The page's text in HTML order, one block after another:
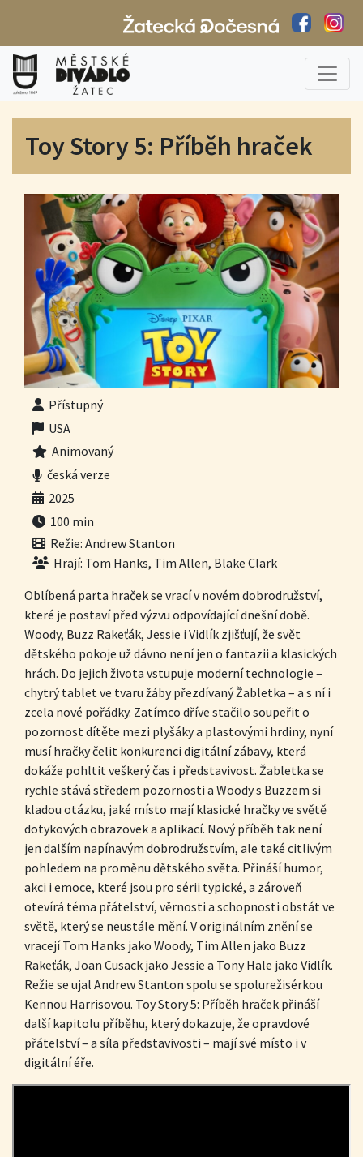
Toy Story 5: Příběh hraček
Přístupný
USA
Animovaný
česká verze
2025
100 min
Režie: Andrew Stanton
Hrají: Tom Hanks, Tim Allen, Blake Clark
Oblíbená parta hraček se vrací v novém dobrodružství,
které je postaví před výzvu odpovídající dnešní době.
Woody, Buzz Rakeťák, Jessie i Vidlík zjišťují, že svět
dětského pokoje už dávno není jen o fantazii a klasických
hrách. Do jejich života vstupuje moderní technologie –
chytrý tablet ve tvaru žáby přezdívaný Žabletka – a s ní i
zcela nové pořádky. Zatímco dříve stačilo soupeřit o
pozornost dítěte mezi plyšáky a plastovými hrdiny, nyní
musí hračky čelit konkurenci digitální zábavy, která
dokáže pohltit veškerý čas i představivost. Žabletka se
rychle stává středem pozornosti a Woody s Buzzem si
kladou otázku, jaké místo mají klasické hračky ve světě
dotykových obrazovek a aplikací. Nový příběh tak není
jen dalším napínavým dobrodružstvím, ale také citlivým
pohledem na proměnu dětského světa. Přináší humor,
akci i emoce, které jsou pro sérii typické, a zároveň
otevírá téma přátelství, věrnosti a schopnosti obstát ve
světě, který se neustále mění. V originálním znění se
vracejí Tom Hanks jako Woody, Tim Allen jako Buzz
Rakeťák, Joan Cusack jako Jessie a Tony Hale jako Vidlík.
Režie se ujal Andrew Stanton spolu se spolurežisérkou
Kennou Harrisovou. Toy Story 5: Příběh hraček přináší
další kapitolu příběhu, který dokazuje, že opravdové
přátelství – a síla představivosti – mají své místo i v
digitální éře.